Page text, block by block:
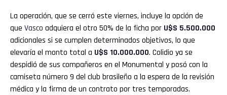
La operación, que se cerró este viernes, incluye la opción de
que Vasco adquiera el otro 50% de la ficha por U$S 5.500.000
adicionales si se cumplen determinados objetivos, lo que
elevaría el monto total a U$S 10.000.000. Colidio ya se
despidió de sus compañeros en el Monumental y posó con la
camiseta número 9 del club brasileño a la espera de la revisión
médica y la firma de un contrato por tres temporadas.